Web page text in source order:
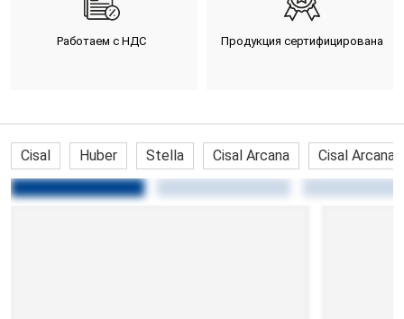
Работаем с НДС Продукция сертифицирована
Cisal Huber Stella Cisal Arcana Cisal Arcana